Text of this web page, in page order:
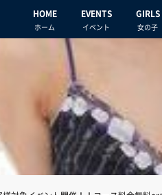
HOME
ホーム
EVENTS
イベント
GIRLS
女の子